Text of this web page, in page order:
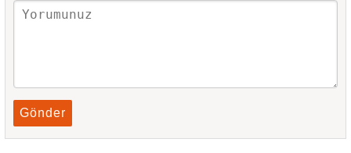
Gönder